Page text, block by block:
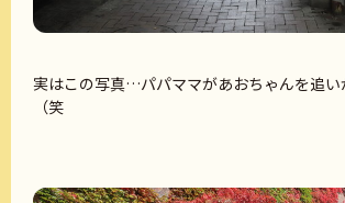
実はこの写真…パパママがあおちゃんを追い
（笑